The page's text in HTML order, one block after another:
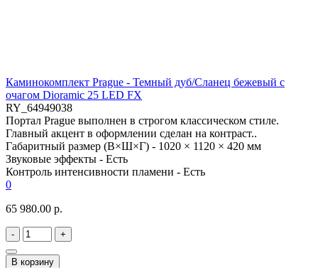
Каминокомплект Prague - Темный дуб/Сланец бежевый с
очагом Dioramic 25 LED FX
RY_64949038
Портал Prague выполнен в строгом классическом стиле.
Главный акцент в оформлении сделан на контраст..
Габаритный размер (В×Ш×Г) - 1020 × 1120 × 420 мм
Звуковые эффекты - Есть
Контроль интенсивности пламени - Есть
0
65 980.00 р.
- +
В корзину